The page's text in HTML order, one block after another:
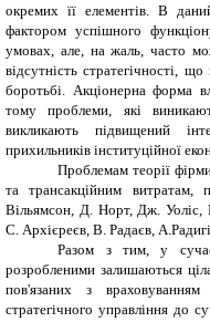
окремих її елементів. В
фактором успішного
умовах, але, на жаль, часто
відсутність стратегічності,
боротьбі. Акціонерна форма
тому проблеми, які
викликають підвищений
прихильників інституційної
Проблемам теорії
та трансакційним
Вільямсон, Д. Норт, Дж. Уоліс,
С. Архієреєв, В. Радаєв,
Разом з тим, у
розробленими залишаються
пов'язаних з враховуванням
стратегічного управління до